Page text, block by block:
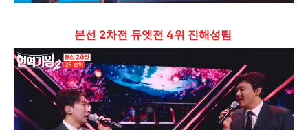
본선 2차전 듀엣전 4위 진해성팀